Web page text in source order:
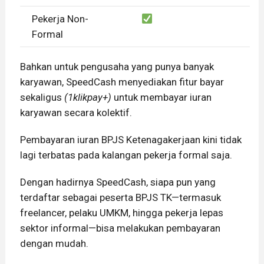
Pekerja Non-
Formal
Bahkan untuk pengusaha yang punya banyak
karyawan, SpeedCash menyediakan fitur bayar
sekaligus (1klikpay+) untuk membayar iuran
karyawan secara kolektif.
Pembayaran iuran BPJS Ketenagakerjaan kini tidak
lagi terbatas pada kalangan pekerja formal saja.
Dengan hadirnya SpeedCash, siapa pun yang
terdaftar sebagai peserta BPJS TK—termasuk
freelancer, pelaku UMKM, hingga pekerja lepas
sektor informal—bisa melakukan pembayaran
dengan mudah.